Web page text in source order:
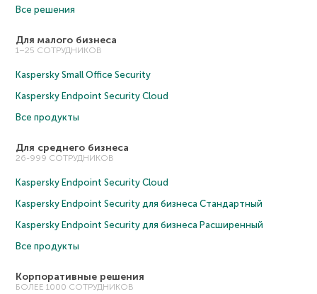
Все решения
Для малого бизнеса
1–25 СОТРУДНИКОВ
Kaspersky Small Office Security
Kaspersky Endpoint Security Cloud
Все продукты
Для среднего бизнеса
26-999 СОТРУДНИКОВ
Kaspersky Endpoint Security Cloud
Kaspersky Endpoint Security для бизнеса Cтандартный
Kaspersky Endpoint Security для бизнеса Расширенный
Все продукты
Корпоративные решения
БОЛЕЕ 1000 СОТРУДНИКОВ